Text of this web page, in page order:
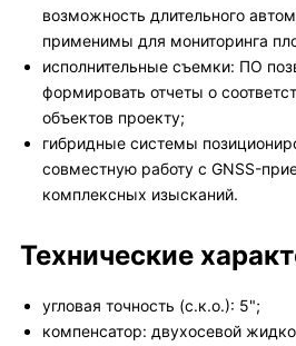
возможность длительного
применимы для мониторинга
исполнительные съемки: ПО
формировать отчеты о
объектов проекту;
гибридные системы
совместную работу с GNSS-
комплексных изысканий.
Технические
угловая точность (с.к.о.): 5";
компенсатор: двухосевой